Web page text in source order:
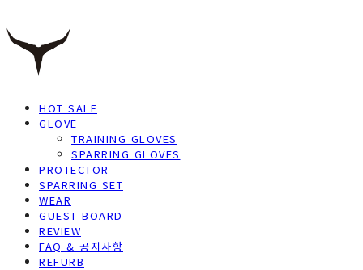
HOT SALE
GLOVE
TRAINING GLOVES
SPARRING GLOVES
PROTECTOR
SPARRING SET
WEAR
GUEST BOARD
REVIEW
FAQ & 공지사항
REFURB